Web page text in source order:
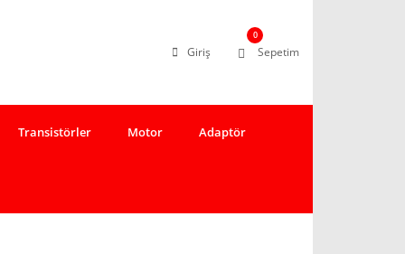
Giriş Sepetim
0
Transistörler Motor Adaptör